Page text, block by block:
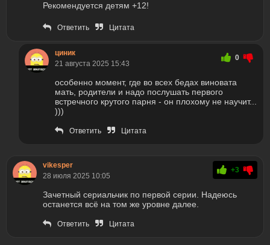
Рекомендуется детям +12!
Ответить Цитата
циник
21 августа 2025 15:43
0
особенно момент, где во всех бедах виновата
мать, родители и надо послушать первого
встречного крутого парня - он плохому не научит...
)))
Ответить Цитата
vikesper
28 июля 2025 10:05
+3
Зачетный сериальчик по первой серии. Надеюсь
останется всё на том же уровне далее.
Ответить Цитата